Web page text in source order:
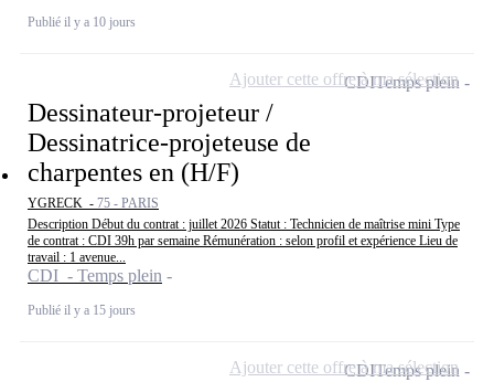
Publié il y a 10 jours
Dessinateur-projeteur /
Dessinatrice-projeteuse de
charpentes en (H/F)
YGRECK - 75 - PARIS
Description Début du contrat : juillet 2026 Statut : Technicien de maîtrise mini Type
de contrat : CDI 39h par semaine Rémunération : selon profil et expérience Lieu de
travail : 1 avenue...
CDI - Temps plein
Publié il y a 15 jours
CDITemps plein
Ajouter cette offre à ma sélection
CDITemps plein
Ajouter cette offre à ma sélection